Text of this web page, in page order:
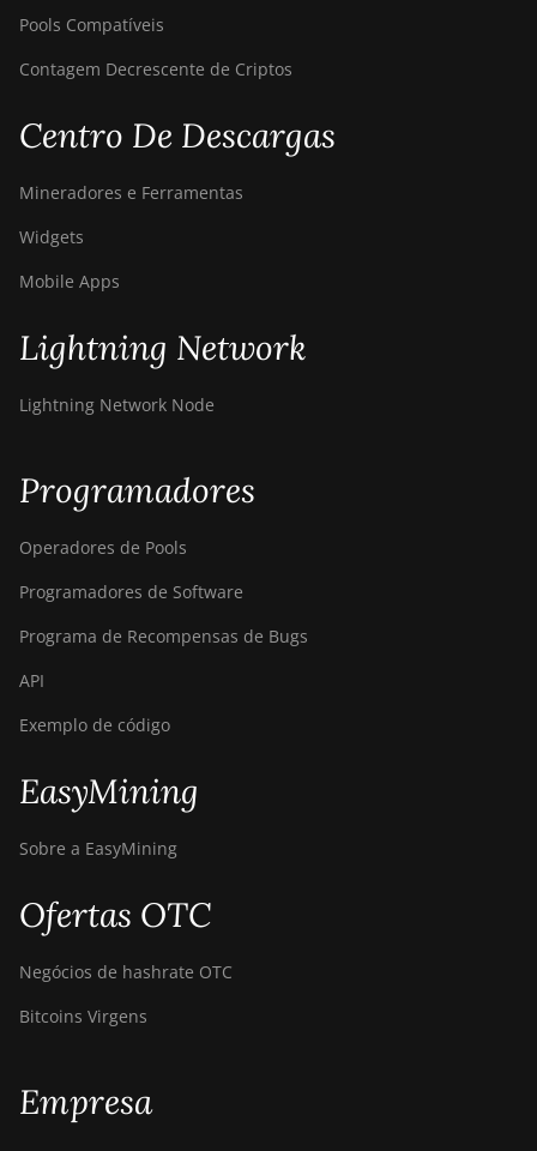
Pools Compatíveis
Contagem Decrescente de Criptos
Centro De Descargas
Mineradores e Ferramentas
Widgets
Mobile Apps
Lightning Network
Lightning Network Node
Programadores
Operadores de Pools
Programadores de Software
Programa de Recompensas de Bugs
API
Exemplo de código
EasyMining
Sobre a EasyMining
Ofertas OTC
Negócios de hashrate OTC
Bitcoins Virgens
Empresa